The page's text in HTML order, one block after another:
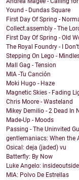
Yound - Dundas Square
First Day Of Spring -
Collect.assembly - The
First Day Of Spring - Old
The Royal Foundry - I
Stepping On Lego -
Mall Gag - Tension
MIA -Tu Canción
Moki Hugo - Haze
Magnetic Skies - Fading
Chris Moore - Wasteland
Mikey Demilio - 2 Dead In
Made-Up - Moods
Passing - The Uninvited
gentlemaniacs: When the
Osical: deja (jaded) vu
Batterfly: By Now
Luke Angelo:
MIA: Polvo De Estrellas